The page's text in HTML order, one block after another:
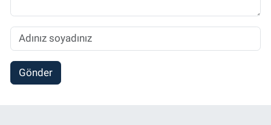
Gönder